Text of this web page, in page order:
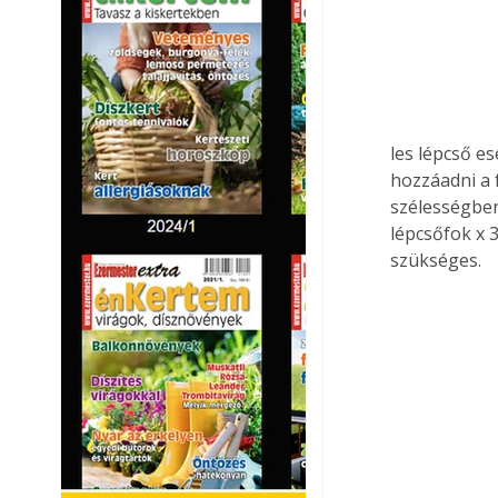
les lépcső
hozzáadni
lépcsőfok x
szükséges.